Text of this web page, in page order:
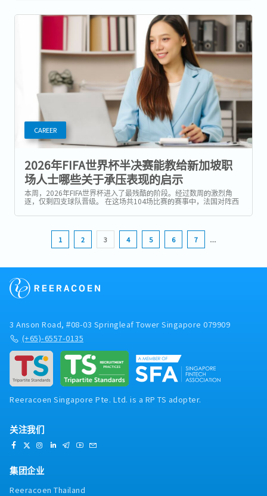
CAREER
2026年FIFA世界杯半决赛能教给新加坡职
场人士哪些关于承压表现的启示
本周，2026年FIFA世界杯进入了最残酷的阶段。经过数周的激烈角
逐，仅剩四支球队晋级。 在这场共104场比赛的赛事中，法国对阵西
半决赛均于凌晨3点开球：法国对西班牙定于7月15日（星期三），英
1 2 3 4 5 6 7 …
3 Anson Road, #08-03 Springleaf Tower Singapore 079909
(+65)-6557-0135
Reeracoen Singapore Pte. Ltd. is a RP TS adopter.
关注我们
集团企业
Reeracoen Thailand